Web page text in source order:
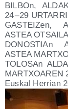
BIL­BOn,
24 – 29
GAS­TEI­Zen,
ASTEA
DONOS­TIAn
ASTEA
TOLO­SAn
MARTXOAREN
Eus­kal Herrian